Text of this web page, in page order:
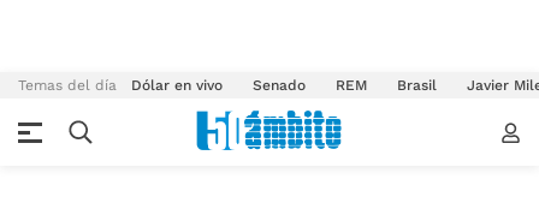
Temas del día Dólar en vivo Senado REM Brasil Javier